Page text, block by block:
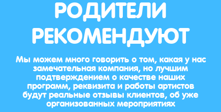
РЕКОМЕНДУЮТ
Мы можем много говорить о том, какая у нас
замечательная компания, но лучшим
подтверждением о качестве наших
программ, реквизита и работы артистов
будут реальные отзывы клиентов, об уже
организованных мероприятиях